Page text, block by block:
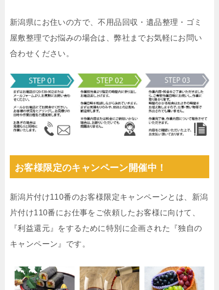
新潟県にお住いの方で、不用品回収・遺品整理・ゴミ
屋敷整理でお悩みの場合は、弊社までお気軽にお問い
合わせください。
お客様限定のキャンペーン開催中！
新潟片付け110番のお客様限定キャンペーンとは、新潟
片付け110番にお仕事をご依頼したお客様に向けて、
『利益還元』をするために特別に企画された『独自の
キャンペーン』です。